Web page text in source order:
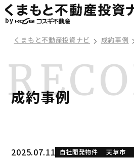
by
くまもと不動産投資ナビ 成約事例
成約事例
2025.07.11 自社開発物件 天草市